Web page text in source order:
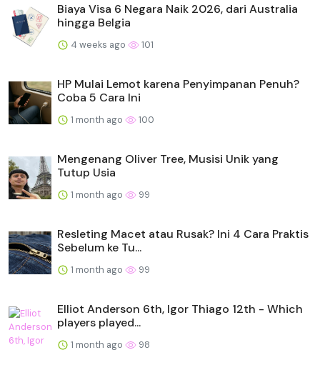
Biaya Visa 6 Negara Naik 2026, dari Australia
hingga Belgia
4 weeks ago 101
HP Mulai Lemot karena Penyimpanan Penuh?
Coba 5 Cara Ini
1 month ago 100
Mengenang Oliver Tree, Musisi Unik yang
Tutup Usia
1 month ago 99
Resleting Macet atau Rusak? Ini 4 Cara Praktis
Sebelum ke Tu...
1 month ago 99
Elliot Anderson 6th, Igor Thiago 12th - Which
players played...
1 month ago 98